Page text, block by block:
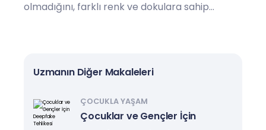
olmadığını, farklı renk ve dokulara sahip
Uzmanın Diğer Makaleleri
ÇOCUKLA YAŞAM
Çocuklar ve Gençler İçin